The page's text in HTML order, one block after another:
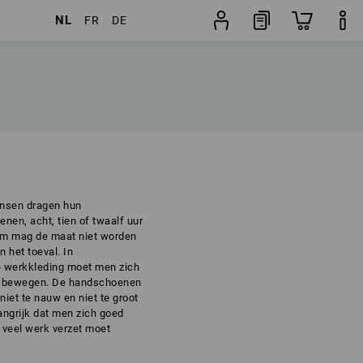
dragen hun
acht, tien of twaalf uur
mag de maat niet worden
het toeval. In
werkkleding moet men zich
De handschoenen
te nauw en niet te groot
dat men zich goed
werk verzet moet
NL FR DE